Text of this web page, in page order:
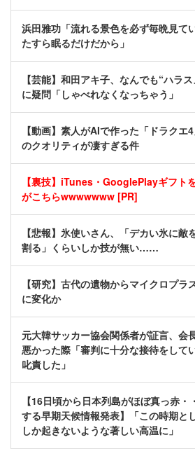
浜田雅功「流れる景色を必ず毎晩見
たすら眠るだけだから」
【芸能】和田アキ子、なんでも“ハラ
に疑問「しゃべれなくなっちゃう」
【動画】素人がAIで作った「ドラクエ
のクオリティが凄すぎる件
【裏技】iTunes・GooglePlayギフト
がこちらwwwwwww [PR]
【悲報】氷使いさん、「デカい氷に敵
割る」くらいしか技が無い……
【研究】古代の遺物からマイクロプラ
に変化か
元大韓サッカー協会関係者が証言、会
悪かった際「審判に十分な接待をして
叱責した」
【16日頃から日本列島がほぼ真っ赤
する早期天候情報発表】「この時期と
しか起きないような著しい高温に」